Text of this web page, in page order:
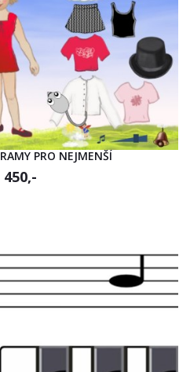
PRO NEJMENŠÍ
450,-